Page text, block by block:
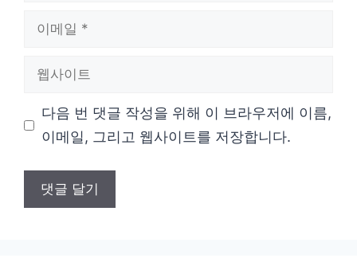
다음 번 댓글 작성을 위해 이 브라우저에 이름,
이메일, 그리고 웹사이트를 저장합니다.